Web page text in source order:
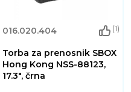
016.020.404 (1)
Torba za prenosnik SBOX
Hong Kong NSS-88123,
17.3", črna